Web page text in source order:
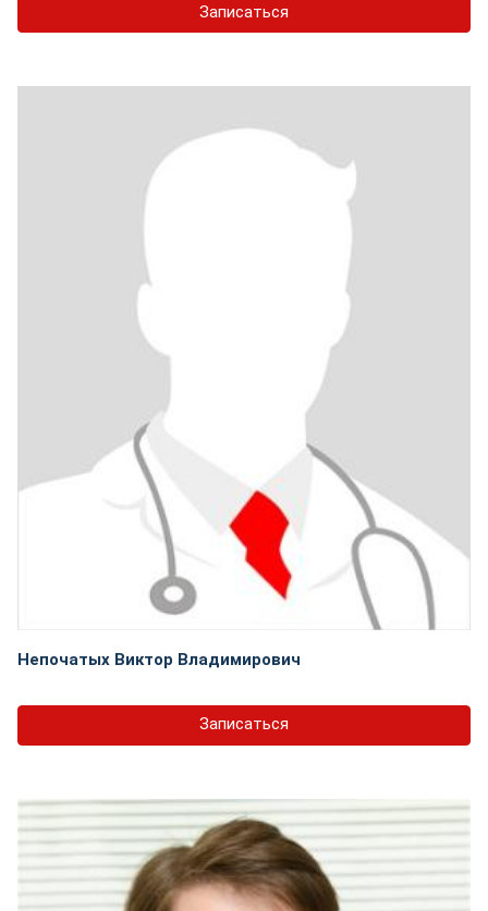
Записаться
Непочатых Виктор Владимирович
Записаться